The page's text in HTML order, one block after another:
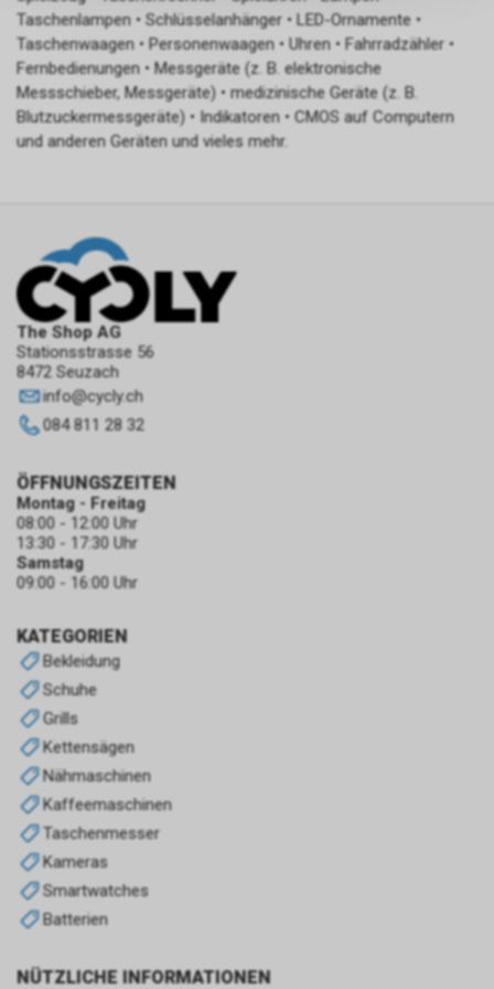
Taschenlampen • Schlüsselanhänger • LED-Ornamente •
Taschenwaagen • Personenwaagen • Uhren • Fahrradzähler •
Fernbedienungen • Messgeräte (z. B. elektronische
Messschieber, Messgeräte) • medizinische Geräte (z. B.
Blutzuckermessgeräte) • Indikatoren • CMOS auf Computern
und anderen Geräten und vieles mehr.
The Shop AG
Stationsstrasse 56
8472 Seuzach
info@cycly.ch
084 811 28 32
KATEGORIEN
Bekleidung
Schuhe
Grills
Kettensägen
Nähmaschinen
Kaffeemaschinen
Taschenmesser
Kameras
Smartwatches
Batterien
NÜTZLICHE INFORMATIONEN
ÖFFNUNGSZEITEN
Montag - Freitag
08:00 - 12:00 Uhr
13:30 - 17:30 Uhr
Samstag
09:00 - 16:00 Uhr
persönlichen Informationen
zulassen.
Die CIA (Central Intelligence
Agency) ist der US-
amerikanische
Auslandsgeheimdienst. Sie ist
dafür zuständig, ausländische
Geheimdienstinformationen zu
unterstützen. Die CIA
konzentriert sich hauptsächlich